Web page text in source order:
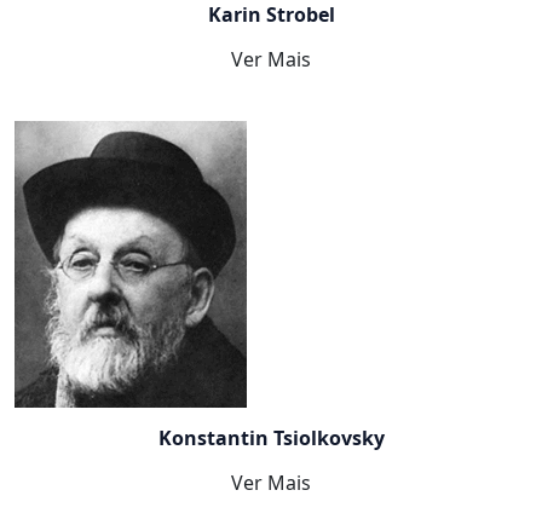
Karin Strobel
Ver Mais
Konstantin Tsiolkovsky
Ver Mais